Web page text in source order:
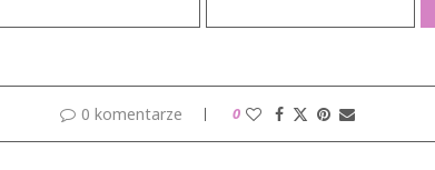
0 komentarze 0